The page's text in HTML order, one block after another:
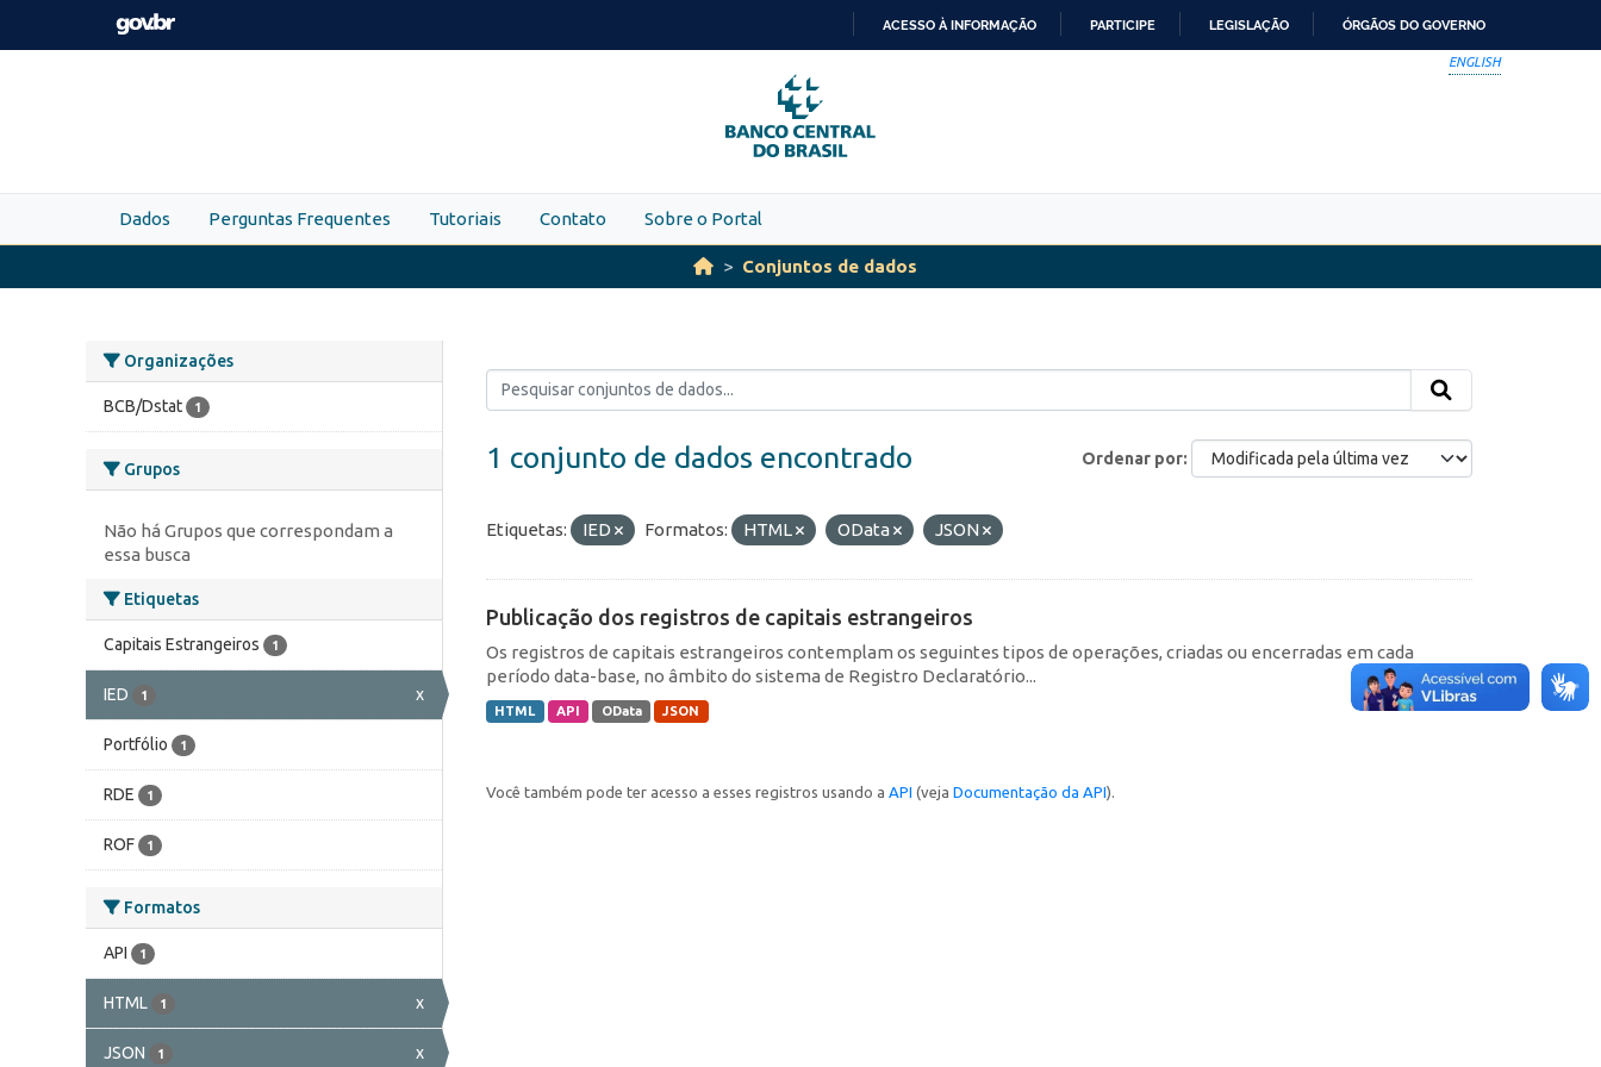
Skip to main content
PARA
O
CONTEÚDO
ACESSO À INFORMAÇÃO PARTICIPE LEGISLAÇÃO ÓRGÃOS DO GOVERNO
ENGLISH
Dados Perguntas Frequentes Tutoriais Contato Sobre o Portal
Conjuntos de dados
Organizações
BCB/Dstat 1
Grupos
Não há Grupos que correspondam a
essa busca
Etiquetas
Capitais Estrangeiros 1
IED 1 x
Portfólio 1
RDE 1
ROF 1
Formatos
API 1
HTML 1 x
JSON 1 x
Ordenar por
1 conjunto de dados encontrado
Etiquetas: IED Formatos: HTML OData JSON
Publicação dos registros de capitais estrangeiros
Os registros de capitais estrangeiros contemplam os seguintes tipos de operações, criadas ou encerradas em cada
período data-base, no âmbito do sistema de Registro Declaratório...
HTML API OData JSON
Você também pode ter acesso a esses registros usando a API (veja Documentação da API).